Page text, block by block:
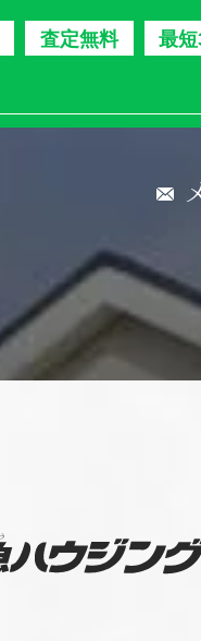
査定無料 最